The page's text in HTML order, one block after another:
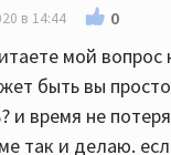
в 14:44
0
мой
быть вы
и время не
так и делаю.